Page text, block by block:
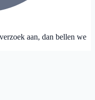
aan, dan bellen we